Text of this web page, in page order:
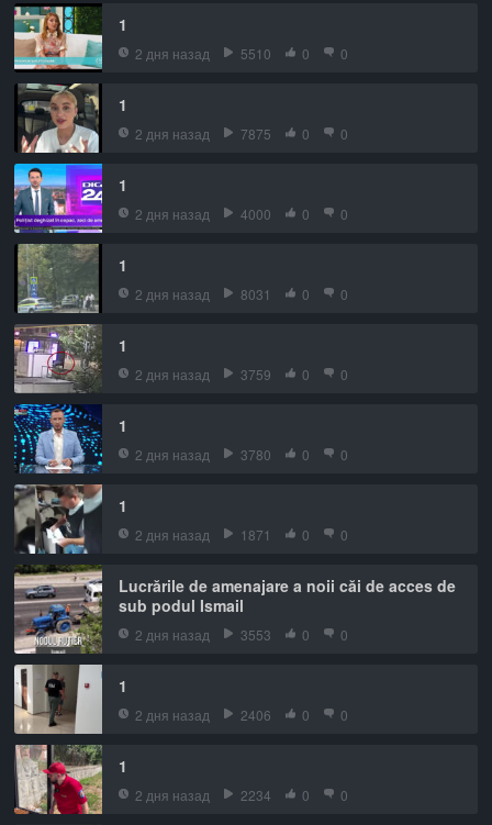
1
2 дня назад 5510 0 0
1
2 дня назад 7875 0 0
1
2 дня назад 4000 0 0
1
2 дня назад 8031 0 0
1
2 дня назад 3759 0 0
1
2 дня назад 3780 0 0
1
2 дня назад 1871 0 0
Lucrările de amenajare a noii căi de acces de
sub podul Ismail
2 дня назад 3553 0 0
1
2 дня назад 2406 0 0
1
2 дня назад 2234 0 0